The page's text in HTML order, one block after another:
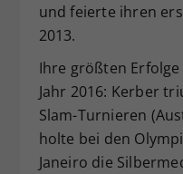
und feierte ihren
2013.
Ihre größten
Jahr 2016: Kerber
Slam-Turnieren
holte bei den
Janeiro die